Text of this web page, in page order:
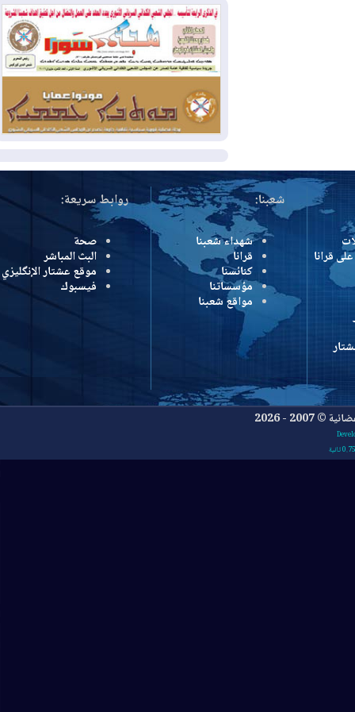
2026-08-04
بيترو يشكو تزوير الانتخابات
الرئاسية ويحذر من "حرب أهلية" في
كولومبيا
2026-08-03
رئيس إقليم كوردستان في
دمشق في زيارة رسمية
شعبنا:
شهداء شعبنا
قرانا
كنائسنا
مؤسساتنا
مواقع شعبنا
روابط سريعة:
صحة
البث المباشر
موقع عشتار الإنگليزي
فيسبوك
2026